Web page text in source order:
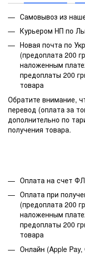
Самовывоз из
Курьером НП по
Новая почта по
(предоплата 200
наложенным
предоплаты 200
товара
Обратите внимание,
перевод (оплата за
дополнительно по
получения товара.
Оплата на счет
Оплата при
(предоплата 200
наложенным
предоплаты 200
товара
Онлайн (Apple Pay,